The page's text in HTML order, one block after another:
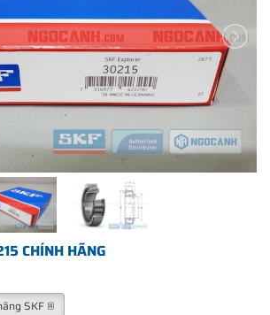
CHÍNH HÃNG
SKF ®